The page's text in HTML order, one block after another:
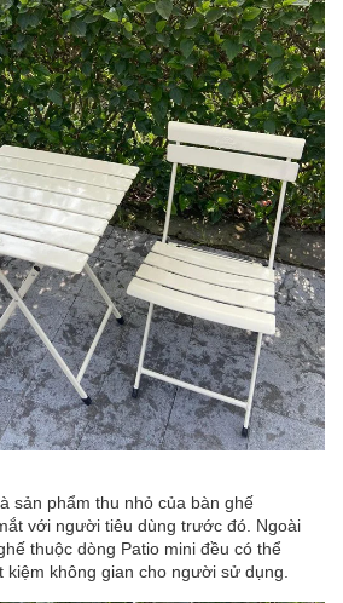
sản phẩm thu nhỏ của bàn ghế
với người tiêu dùng trước đó. Ngoài
thuộc dòng Patio mini đều có thể
không gian cho người sử dụng.